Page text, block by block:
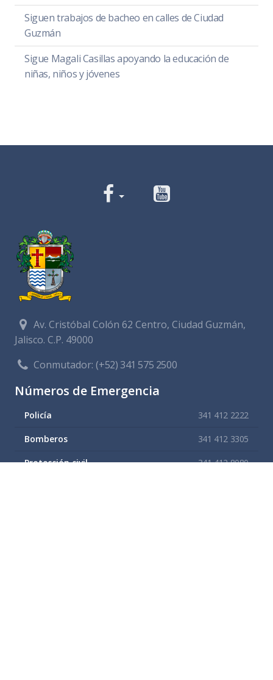
Siguen trabajos de bacheo en calles de Ciudad
Guzmán
Sigue Magali Casillas apoyando la educación de
niñas, niños y jóvenes
Av. Cristóbal Colón 62 Centro, Ciudad Guzmán,
Jalisco. C.P. 49000
Conmutador:(+52) 341 575 2500
Números de Emergencia
Policía 341 412 2222
Bomberos 341 412 3305
Protección civil
341 412 8080